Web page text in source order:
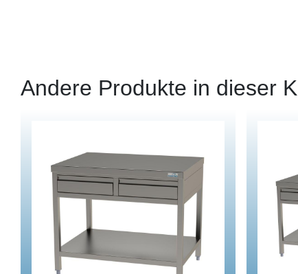
Andere Produkte in dieser